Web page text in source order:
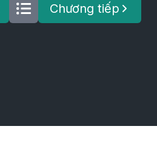
Chương tiếp